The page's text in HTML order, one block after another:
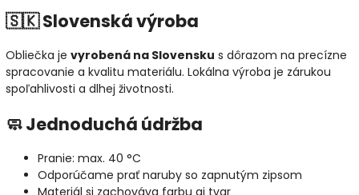
🇸🇰 Slovenská výroba
Obliečka je vyrobená na Slovensku s dôrazom na precízne
spracovanie a kvalitu materiálu. Lokálna výroba je zárukou
spoľahlivosti a dlhej životnosti.
🧼 Jednoduchá údržba
Pranie: max. 40 °C
Odporúčame prať naruby so zapnutým zipsom